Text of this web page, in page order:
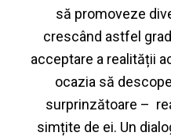
să promoveze
crescând astfel
acceptare a realității
ocazia să
surprinzătoare –
simțite de ei. Un